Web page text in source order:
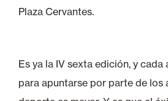
Plaza Cervantes.
Es ya la IV sexta edición, y cada
para apuntarse por parte de los